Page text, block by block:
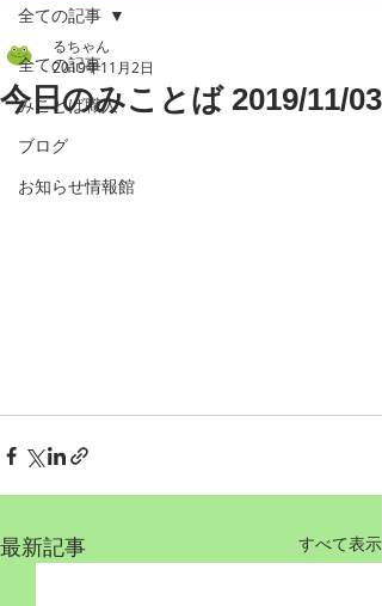
全ての記事
みことば職人
ブログ
お知らせ情報館
全ての記事
今日のみことば 2019/11/03
るちゃん
2019年11月2日
最新記事 すべて表示